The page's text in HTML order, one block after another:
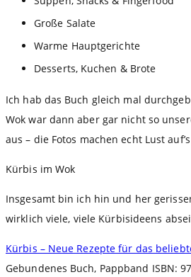
Große Salate
Warme Hauptgerichte
Desserts, Kuchen & Brote
Ich hab das Buch gleich mal
Wok war dann aber gar nicht so
aus – die Fotos machen echt Lust
Kürbis im Wok
Insgesamt bin ich hin und her
wirklich viele, viele Kürbisideens
Kürbis – Neue Rezepte für das
Gebundenes Buch, Pappband ISBN: